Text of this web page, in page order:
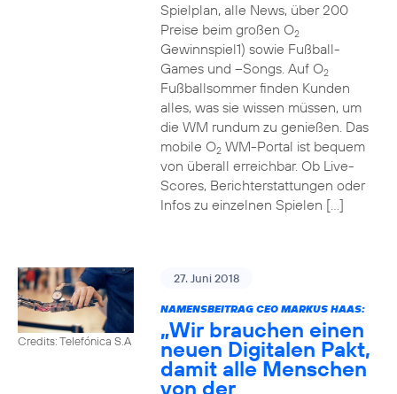
Spielplan, alle News, über 200
Preise beim großen O2
Gewinnspiel1) sowie Fußball-
Games und –Songs. Auf O2
Fußballsommer finden Kunden
alles, was sie wissen müssen, um
die WM rundum zu genießen. Das
mobile O2WM-Portal ist bequem
von überall erreichbar. Ob Live-
Scores, Berichterstattungen oder
Infos zu einzelnen Spielen […]
Credits: Telefónica S.A
27. Juni 2018
NAMENSBEITRAG CEO MARKUS HAAS:
„Wir brauchen einen
neuen Digitalen Pakt,
damit alle Menschen
von der